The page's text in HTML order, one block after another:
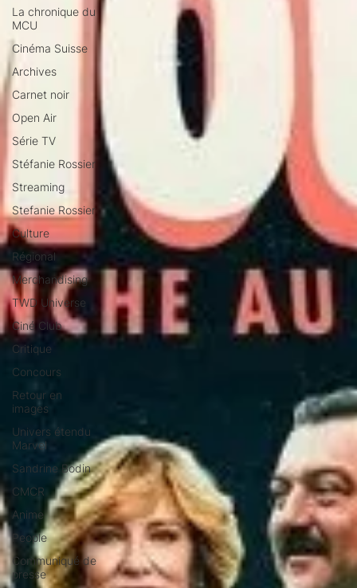
La chronique du
MCU
Cinéma Suisse
Archives
Carnet noir
Open Air
Série TV
Stéfanie Rossier
Streaming
Stefanie Rossier
Culture
Régional
Merchandising
TWD Universe
Ciné Club
Critique
Concours
Retour en
images
Univers étendu
Marvel
Sandrine Bodin
CMCR
Anime
People
Communiqué de
presse